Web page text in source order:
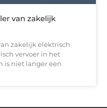
van zakelijk
zakelijk elektrisch
vervoer in het
is niet langer een